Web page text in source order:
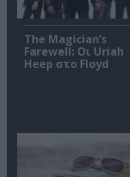
The Magician’s
Farewell: Οι Uriah
Heep στο Floyd